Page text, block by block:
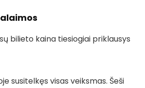
bilieto kaina tiesiogiai priklausys
susitelkęs visas veiksmas. Šeši